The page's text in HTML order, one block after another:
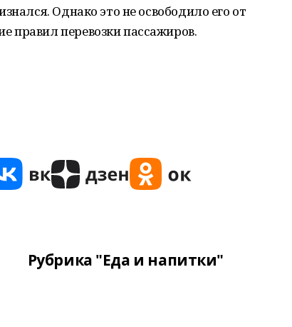
Однако это не освободило его от
правил перевозки пассажиров.
Рубрика "Еда и напитки"